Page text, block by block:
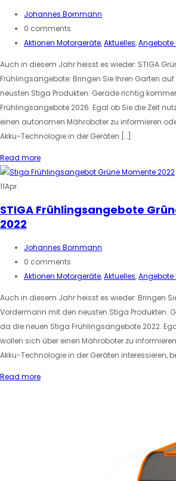
Johannes Bornmann
0 comments
Aktionen Motorgeräte,Aktuelles,Angebote
Auch in diesem Jahr heisst es wieder: STIGA
Frühlingsangebote: Bringen Sie Ihren Garten
neusten Stiga Produkten. Gerade richtig
Frühlingsangebote 2026. Egal ob Sie die Zeit
einen autonomen Mähroboter zu informieren
Akku-Technologie in der Geräten […]
Read more
11Apr.
STIGA Frühlingsangebote
2022
Johannes Bornmann
0 comments
Aktionen Motorgeräte,Aktuelles,Angebote
Auch in diesem Jahr heisst es wieder: Bringen
Vordermann mit den neusten Stiga Produkten.
da die neuen Stiga Frühlingsangebote 2022.
wollen sich über einen Mähroboter zu
Akku-Technologie in der Geräten interessieren,
Read more